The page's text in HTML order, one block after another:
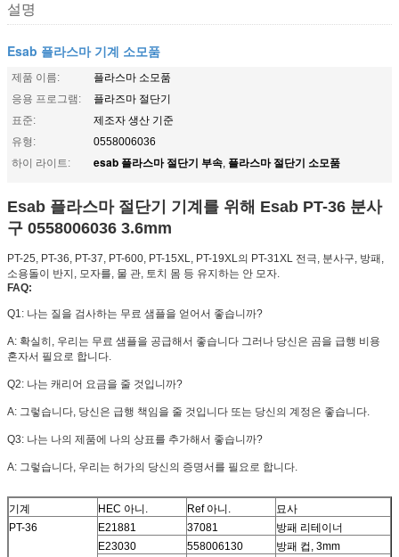
설명
Esab 플라스마 기계 소모품
제품 이름:
플라스마 소모품
응용 프로그램:
플라즈마 절단기
표준:
제조자 생산 기준
유형:
0558006036
하이 라이트:
esab 플라스마 절단기 부속, 플라스마 절단기 소모품
Esab 플라스마 절단기 기계를 위해 Esab PT-36 분사
구 0558006036 3.6mm
PT-25, PT-36, PT-37, PT-600, PT-15XL, PT-19XL의 PT-31XL 전극, 분사구, 방패,
소용돌이 반지, 모자를, 물 관, 토치 몸 등 유지하는 안 모자.
FAQ:
Q1: 나는 질을 검사하는 무료 샘플을 얻어서 좋습니까?
A: 확실히, 우리는 무료 샘플을 공급해서 좋습니다 그러나 당신은 곰을 급행 비용
혼자서 필요로 합니다.
Q2: 나는 캐리어 요금을 줄 것입니까?
A: 그렇습니다, 당신은 급행 책임을 줄 것입니다 또는 당신의 계정은 좋습니다.
Q3: 나는 나의 제품에 나의 상표를 추가해서 좋습니까?
A: 그렇습니다, 우리는 허가의 당신의 증명서를 필요로 합니다.
기계 HEC 아니. Ref 아니.
묘사
PT-36
E21881 37081
방패 리테이너
E23030
558006130
방패 컵, 3mm